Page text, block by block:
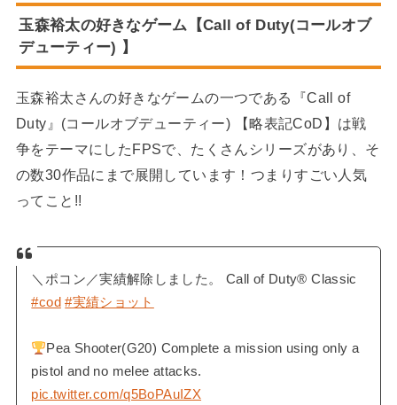
玉森裕太の好きなゲーム【Call of Duty(コールオブ
デューティー) 】
玉森裕太さんの好きなゲームの一つである『Call of
Duty』(コールオブデューティー) 【略表記CoD】は戦
争をテーマにしたFPSで、たくさんシリーズがあり、そ
の数30作品にまで展開しています！つまりすごい人気
ってこと!!
＼ポコン／実績解除しました。 Call of Duty® Classic
#cod #実績ショット
Pea Shooter(G20) Complete a mission using only a
pistol and no melee attacks.
pic.twitter.com/q5BoPAuIZX